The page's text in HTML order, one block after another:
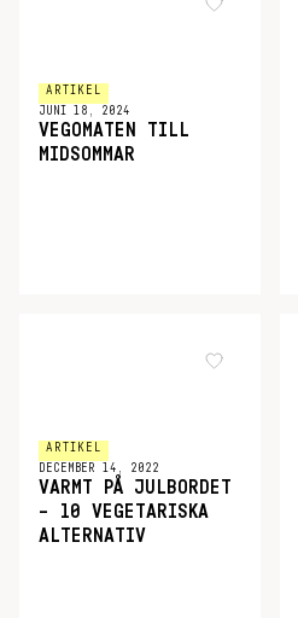
ARTIKEL
JUNI 18, 2024
VEGOMATEN TILL
MIDSOMMAR
ARTIKEL
DECEMBER 14, 2022
VARMT PÅ JULBORDET
– 10 VEGETARISKA
ALTERNATIV